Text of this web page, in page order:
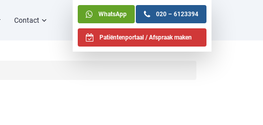
Contact
WhatsApp 020 – 6123394
Patiëntenportaal / Afspraak maken